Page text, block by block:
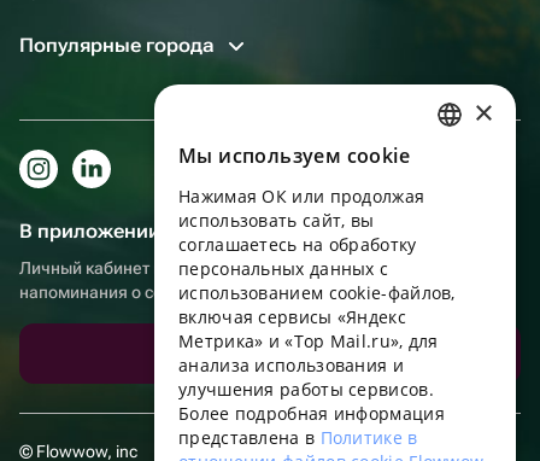
Популярные города
В приложении еще удобнее!
Личный кабинет получателя, больше бонусов за покупки и
напоминания о событиях
Скачать приложение
© Flowwow, inc
ENGLISH
UKRAINIAN
PORTUGUESE
FRENCH
×
Мы используем сookie
Нажимая ОК или продолжая
использовать сайт, вы
соглашаетесь на обработку
персональных данных с
использованием cookie-файлов,
включая сервисы «Яндекс
Метрика» и «Top Mail.ru», для
анализа использования и
улучшения работы сервисов.
Более подробная информация
представлена в Политике в